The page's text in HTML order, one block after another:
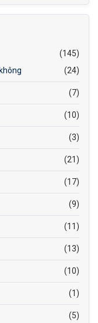
suất (V/Hz) : 380/50
(145)
(24)
(7)
(10)
(3)
(21)
(17)
(9)
(11)
(13)
(10)
(1)
(5)